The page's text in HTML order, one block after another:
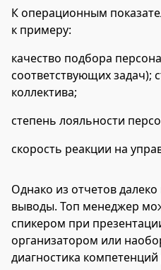
К операционным
к примеру:
качество подбора
соответствующих задач);
коллектива;
степень лояльности
скорость реакции на
Однако из отчетов
выводы. Топ менеджер
спикером при
организатором или
диагностика компетенций